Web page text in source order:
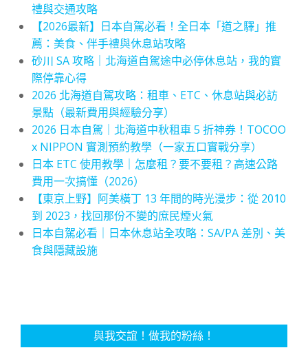
禮與交通攻略
【2026最新】日本自駕必看！全日本「道之驛」推
薦：美食、伴手禮與休息站攻略
砂川 SA 攻略｜北海道自駕途中必停休息站，我的實
際停靠心得
2026 北海道自駕攻略：租車、ETC、休息站與必訪
景點（最新費用與經驗分享）
2026 日本自駕｜北海道中秋租車 5 折神券！TOCOO
x NIPPON 實測預約教學（一家五口實戰分享）
日本 ETC 使用教學｜怎麼租？要不要租？高速公路
費用一次搞懂（2026）
【東京上野】阿美橫丁 13 年間的時光漫步：從 2010
到 2023，找回那份不變的庶民煙火氣
日本自駕必看｜日本休息站全攻略：SA/PA 差別、美
食與隱藏設施
與我交誼！做我的粉絲！